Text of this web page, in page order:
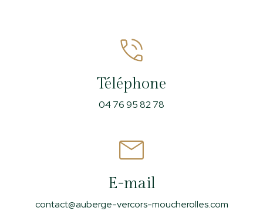
Téléphone
04 76 95 82 78
E-mail
contact@auberge-vercors-moucherolles.com